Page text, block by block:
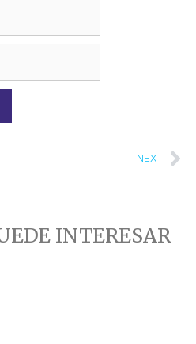
NEXT
INTERESAR